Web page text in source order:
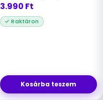
3.990 Ft
Kosárba teszem